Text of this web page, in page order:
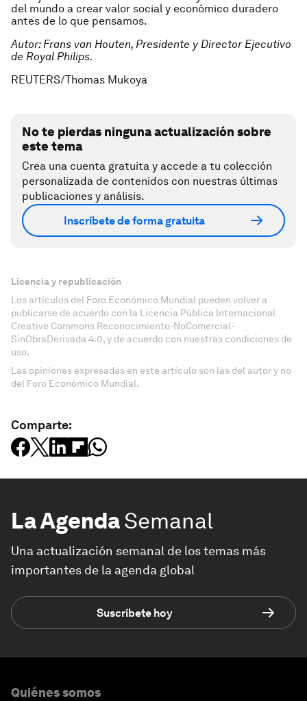
del mundo a crear valor social y económico duradero
antes de lo que pensamos.
Autor: Frans van Houten, Presidente y Director Ejecutivo
de Royal Philips.
REUTERS/Thomas Mukoya
No te pierdas ninguna actualización sobre
este tema
Crea una cuenta gratuita y accede a tu colección
personalizada de contenidos con nuestras últimas
publicaciones y análisis.
Inscríbete de forma gratuita
Licencia y republicación
Los artículos del Foro Económico Mundial pueden volver a
publicarse de acuerdo con la Licencia Pública Internacional
Creative Commons Reconocimiento-NoComercial-
SinObraDerivada 4.0, y de acuerdo con nuestras condiciones de
uso.
Las opiniones expresadas en este artículo son las del autor y no
del Foro Económico Mundial.
Comparte:
La AgendaSemanal
Una actualización semanal de los temas más
importantes de la agenda global
Suscríbete hoy
Quiénes somos